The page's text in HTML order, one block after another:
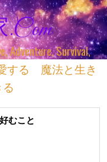
Survival,
愛する 魔法と生き
むこと